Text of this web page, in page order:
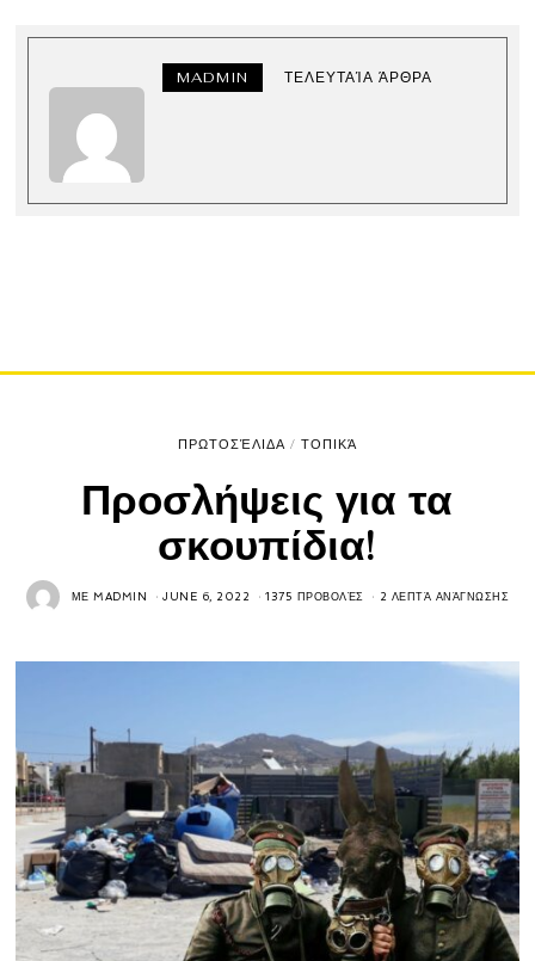
MADMIN ΤΕΛΕΥΤΑΊΑ ΆΡΘΡΑ
ΠΡΩΤΟΣΈΛΙΔΑ / ΤΟΠΙΚΆ
Προσλήψεις για τα
σκουπίδια!
ΜΕMADMIN JUNE 6, 2022 1375 ΠΡΟΒΟΛΈΣ 2 ΛΕΠΤΆ ΑΝΆΓΝΩΣΗΣ